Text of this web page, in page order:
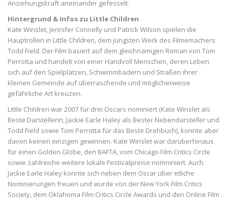
Anziehungskraft aneinander gefesselt.
Hintergrund & Infos zu Little Children
Kate Winslet, Jennifer Connelly und Patrick Wilson spielen die
Hauptrollen in Little Children, dem jüngsten Werk des Filmemachers
Todd Field. Der Film basiert auf dem gleichnamigen Roman von Tom
Perrotta und handelt von einer Handvoll Menschen, deren Leben
sich auf den Spielplätzen, Schwimmbädern und Straßen ihrer
kleinen Gemeinde auf überraschende und möglicherweise
gefährliche Art kreuzen.
Little Children war 2007 für drei Oscars nominiert (Kate Winslet als
Beste Darstellerin, Jackie Earle Haley als Bester Nebendarsteller und
Todd Field sowie Tom Perrotta für das Beste Drehbuch), konnte aber
davon keinen einzigen gewinnen. Kate Winslet war darüberhinaus
für einen Golden Globe, den BAFTA, vom Chicago Film Critics Circle
sowie zahlreiche weitere lokale Festivalpreise nomniniert. Auch
Jackie Earle Haley konnte sich neben dem Oscar über etliche
Nominierungen freuen und wurde von der New York Film Critics
Society, dem Oklahoma Film Critics Circle Awards und den Online Film